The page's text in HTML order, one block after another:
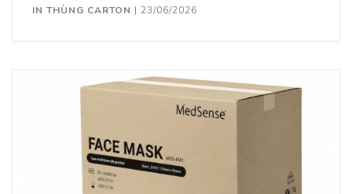
IN THÙNG CARTON | 23/06/2026